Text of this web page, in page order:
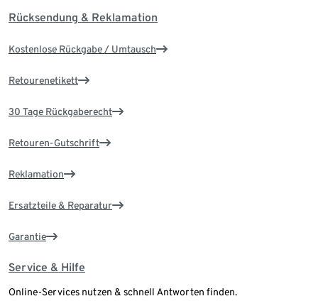
Rücksendung & Reklamation
Kostenlose Rückgabe / Umtausch
Retourenetikett
30 Tage Rückgaberecht
Retouren-Gutschrift
Reklamation
Ersatzteile & Reparatur
Garantie
Service & Hilfe
Online-Services nutzen & schnell Antworten finden.